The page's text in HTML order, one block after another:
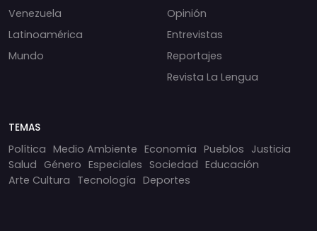
Venezuela
Latinoamérica
Mundo
Opinión
Entrevistas
Reportajes
Revista La Lengua
TEMAS
Política Medio Ambiente Economía Pueblos Justicia
Salud Género Especiales Sociedad Educación
Arte Cultura Tecnología Deportes